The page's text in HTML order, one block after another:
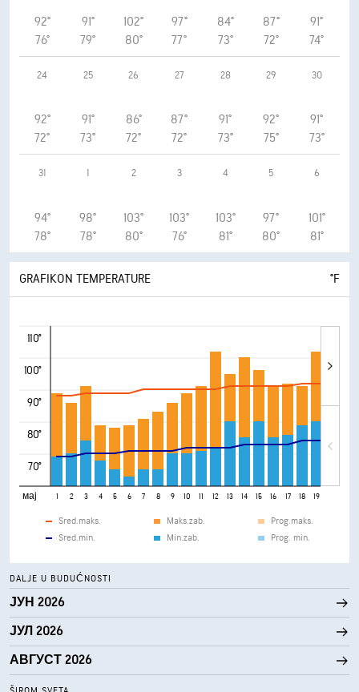
92°
76°
91°
79°
102°
80°
97°
77°
84°
73°
87°
72°
91°
74°
24
92°
72°
25
91°
73°
26
86°
72°
27
87°
72°
28
91°
73°
29
92°
75°
30
91°
73°
31
94°
78°
1
98°
78°
2
103°
80°
3
103°
76°
4
103°
81°
5
97°
80°
6
101°
81°
GRAFIKON TEMPERATURE °F
110°
100°
90°
80°
70°
мај 1 2 3 4 5 6 7 8 9 10 11 12 13 14 15 16 17 18 19
Sred.maks.
Sred.min.
Maks.zab.
Min.zab.
Prog.maks.
Prog. min.
DALJE U BUDUĆNOSTI
ЈУН 2026
ЈУЛ 2026
АВГУСТ 2026